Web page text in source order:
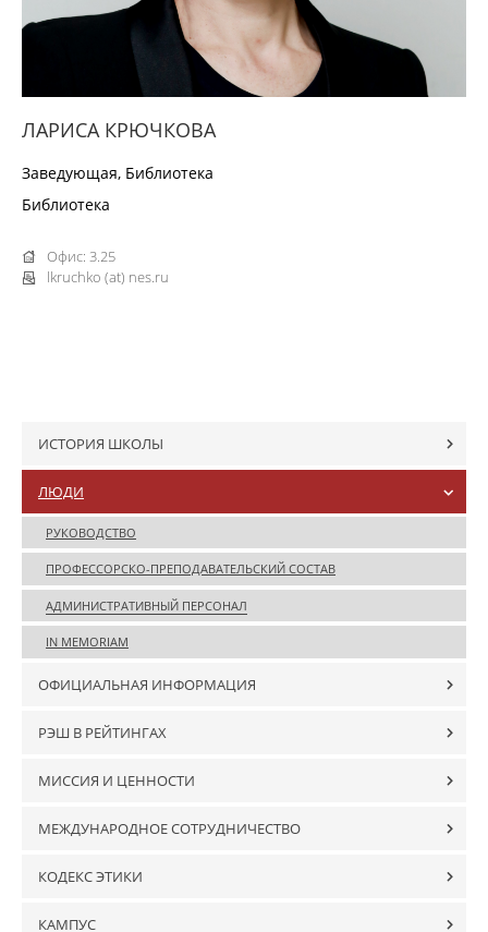
ЛАРИСА КРЮЧКОВА
Заведующая, Библиотека
Библиотека
Офис: 3.25
lkruchko (at) nes.ru
ИСТОРИЯ ШКОЛЫ
ЛЮДИ
РУКОВОДСТВО
ПРОФЕССОРСКО-ПРЕПОДАВАТЕЛЬСКИЙ СОСТАВ
АДМИНИСТРАТИВНЫЙ ПЕРСОНАЛ
IN MEMORIAM
ОФИЦИАЛЬНАЯ ИНФОРМАЦИЯ
РЭШ В РЕЙТИНГАХ
МИССИЯ И ЦЕННОСТИ
МЕЖДУНАРОДНОЕ СОТРУДНИЧЕСТВО
КОДЕКС ЭТИКИ
КАМПУС